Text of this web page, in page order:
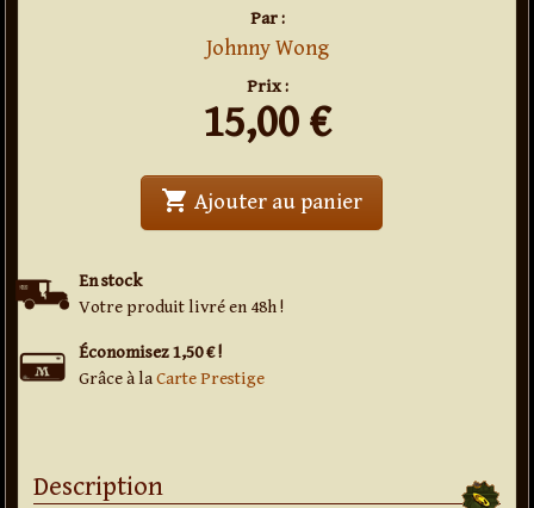
Par :
Johnny Wong
Prix :
15,00 €
En stock
Votre produit livré en 48h !
Économisez 1,50 € !
Grâce à laCarte Prestige
shopping_cart Ajouter au panier' . Pièce Chinoise
Description